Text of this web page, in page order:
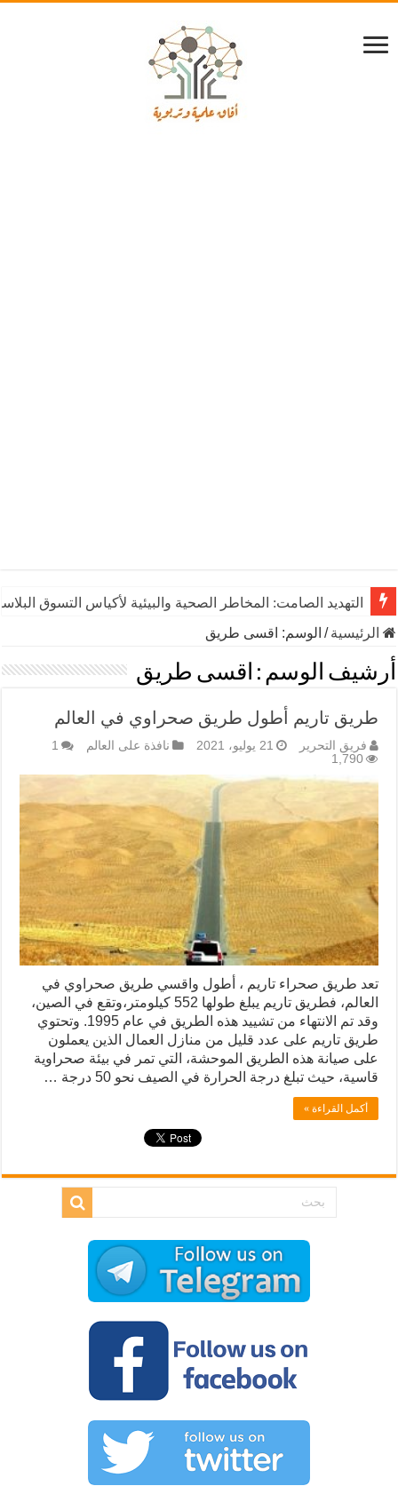
التهديد الصامت: المخاطر الصحية والبيئية لأكياس التسوق
الرئيسية/ الوسم: اقسى طريق
أرشيف الوسم : اقسى طريق
طريق تاريم أطول طريق صحراوي في العالم
فريق التحرير 21 يوليو، 2021 نافذة على العالم
1
1,790
تعد طريق صحراء تاريم ، أطول واقسي طريق صحراوي في
العالم، فطريق تاريم يبلغ طولها 552 كيلومتر،وتقع في الصين،
وقد تم الانتهاء من تشييد هذه الطريق في عام 1995. وتحتوي
طريق تاريم على عدد قليل من منازل العمال الذين يعملون
على صيانة هذه الطريق الموحشة، التي تمر في بيئة صحراوية
قاسية، حيث تبلغ درجة الحرارة في الصيف نحو 50 درجة …
أكمل القراءة »